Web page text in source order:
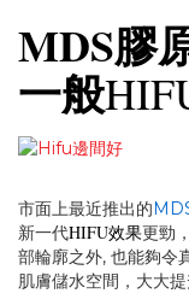
MDS膠
一般
市面上最近推出的
新一代HIFU效果更勁
部輪廓之外, 也能夠令
肌膚儲水空間，大大